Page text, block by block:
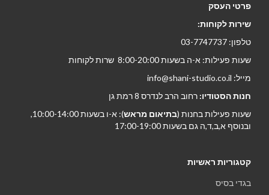
פרטי העסק
שירות לקוחות:
טלפון: 03-7747737
שעות פעילות: א-ה בשעות 8:00-20:00 שרות לקוחות
מייל: info@shani-studio.co.il
חנות הסטודיו: רחוב הרב לנדרס 8 רמת גן
שעות פעילות בחנות (בתיאום מראש
): א-ו בשעות 10:00-14:00,
ובנוסף א,ב,ד,ה גם בשעות 17:00-19:00
קטגוריות ראשיות
בגדי בסיס